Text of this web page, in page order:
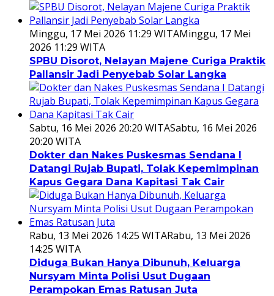
Minggu, 17 Mei 2026 11:29 WITAMinggu, 17 Mei
2026 11:29 WITA
SPBU Disorot, Nelayan Majene Curiga Praktik
Pallansir Jadi Penyebab Solar Langka
Sabtu, 16 Mei 2026 20:20 WITASabtu, 16 Mei 2026
20:20 WITA
Dokter dan Nakes Puskesmas Sendana I
Datangi Rujab Bupati, Tolak Kepemimpinan
Kapus Gegara Dana Kapitasi Tak Cair
Rabu, 13 Mei 2026 14:25 WITARabu, 13 Mei 2026
14:25 WITA
Diduga Bukan Hanya Dibunuh, Keluarga
Nursyam Minta Polisi Usut Dugaan
Perampokan Emas Ratusan Juta